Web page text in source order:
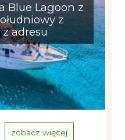
Blue Lagoon z
z
adresu
zobacz więcej